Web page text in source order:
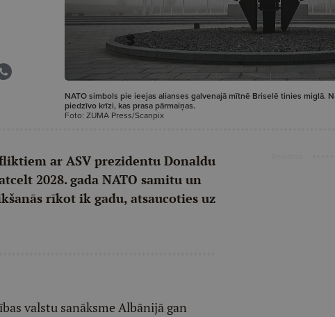
NATO simbols pie ieejas alianses galvenajā mītnē Briselē tinies miglā.
piedzīvo krīzi, kas prasa pārmaiņas.
Foto: ZUMA Press/Scanpix
ar ASV prezidentu Donaldu
2028. gada NATO samitu un
rīkot ik gadu, atsaucoties uz
valstu sanāksme Albānijā gan